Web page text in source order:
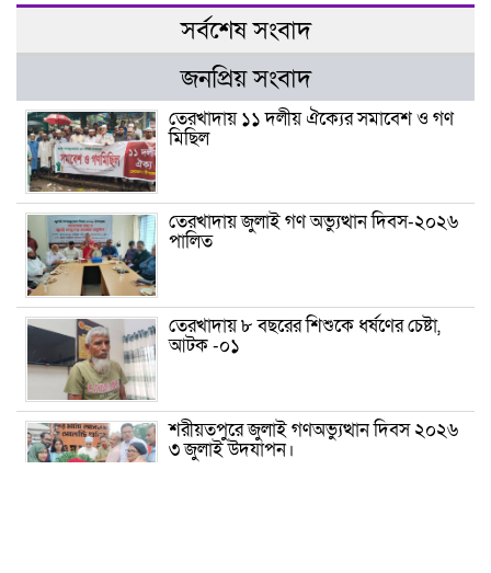
সর্বশেষ সংবাদ
জনপ্রিয় সংবাদ
তেরখাদায় ১১ দলীয় ঐক্যের সমাবেশ ও গণ
মিছিল
তেরখাদায় জুলাই গণ অভ্যুত্থান দিবস-২০২৬
পালিত
তেরখাদায় ৮ বছরের শিশুকে ধর্ষণের চেষ্টা,
আটক -০১
শরীয়তপুরে জুলাই গণঅভ্যুত্থান দিবস ২০২৬
৩ জুলাই উদযাপন।